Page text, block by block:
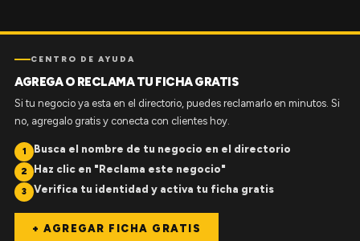
CENTRO DE AYUDA
AGREGA O RECLAMA TU FICHA GRATIS
Si tu negocio ya esta en el directorio, puedes reclamarlo en minutos. Si
no, agregalo gratis y conecta con clientes hoy.
1 Busca el nombre de tu negocio en el directorio
2 Haz clic en "Reclama este negocio"
3 Verifica tu identidad y activa tu ficha gratis
+ AGREGAR FICHA GRATIS